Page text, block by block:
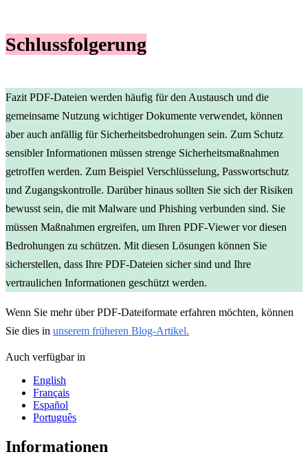
Schlussfolgerung
Fazit PDF-Dateien werden häufig für den Austausch und die
gemeinsame Nutzung wichtiger Dokumente verwendet, können
aber auch anfällig für Sicherheitsbedrohungen sein. Zum Schutz
sensibler Informationen müssen strenge Sicherheitsmaßnahmen
getroffen werden. Zum Beispiel Verschlüsselung, Passwortschutz
und Zugangskontrolle. Darüber hinaus sollten Sie sich der Risiken
bewusst sein, die mit Malware und Phishing verbunden sind. Sie
müssen Maßnahmen ergreifen, um Ihren PDF-Viewer vor diesen
Bedrohungen zu schützen. Mit diesen Lösungen können Sie
sicherstellen, dass Ihre PDF-Dateien sicher sind und Ihre
vertraulichen Informationen geschützt werden.
Wenn Sie mehr über PDF-Dateiformate erfahren möchten, können
Sie dies in unserem früheren Blog-Artikel.
Auch verfügbar in
English
Français
Español
Português
Informationen